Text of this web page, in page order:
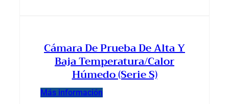
Cámara De Prueba De Alta Y
Baja Temperatura/calor
Húmedo (serie S)
Más información